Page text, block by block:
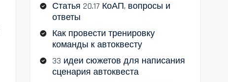
Статья 20.17 КоАП, вопросы и
ответы
Как провести тренировку
команды к автоквесту
33 идеи сюжетов для написания
сценария автоквеста